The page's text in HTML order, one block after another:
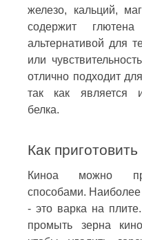
железо, кальций,
содержит
альтернативой для
или
отлично подходит
так как является
белка.
Как
Киноа можно
способами.
- это варка на
промыть зерна